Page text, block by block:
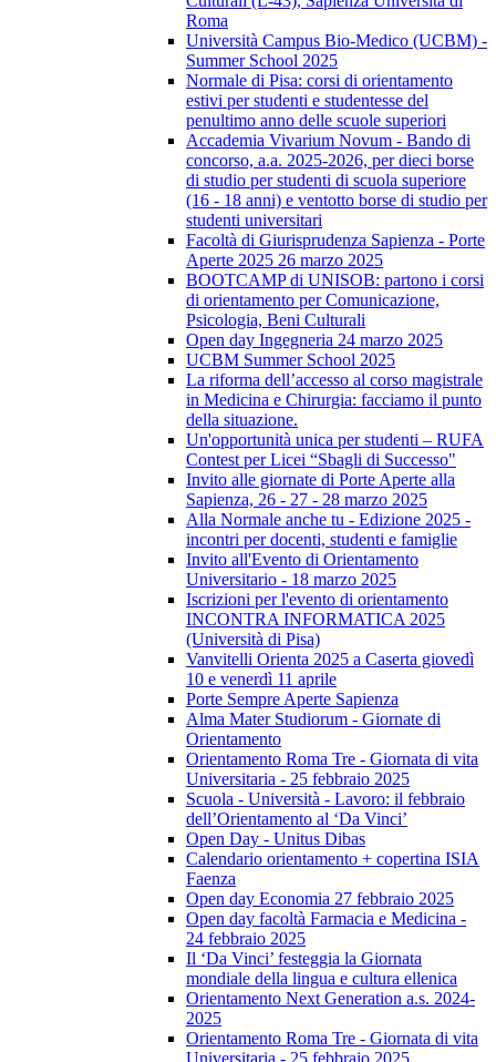
Roma
Università Campus Bio-Medico (UCBM) -
Summer School 2025
Normale di Pisa: corsi di orientamento
estivi per studenti e studentesse del
penultimo anno delle scuole superiori
Accademia Vivarium Novum - Bando di
concorso, a.a. 2025-2026, per dieci borse
di studio per studenti di scuola superiore
(16 - 18 anni) e ventotto borse di studio per
studenti universitari
Facoltà di Giurisprudenza Sapienza - Porte
Aperte 2025 26 marzo 2025
BOOTCAMP di UNISOB: partono i corsi
di orientamento per Comunicazione,
Psicologia, Beni Culturali
Open day Ingegneria 24 marzo 2025
UCBM Summer School 2025
La riforma dell’accesso al corso magistrale
in Medicina e Chirurgia: facciamo il punto
della situazione.
Un'opportunità unica per studenti – RUFA
Contest per Licei “Sbagli di Successo"
Invito alle giornate di Porte Aperte alla
Sapienza, 26 - 27 - 28 marzo 2025
Alla Normale anche tu - Edizione 2025 -
incontri per docenti, studenti e famiglie
Invito all'Evento di Orientamento
Universitario - 18 marzo 2025
Iscrizioni per l'evento di orientamento
INCONTRA INFORMATICA 2025
(Università di Pisa)
Vanvitelli Orienta 2025 a Caserta giovedì
10 e venerdì 11 aprile
Porte Sempre Aperte Sapienza
Alma Mater Studiorum - Giornate di
Orientamento
Orientamento Roma Tre - Giornata di vita
Universitaria - 25 febbraio 2025
Scuola - Università - Lavoro: il febbraio
dell’Orientamento al ‘Da Vinci’
Open Day - Unitus Dibas
Calendario orientamento + copertina ISIA
Faenza
Open day Economia 27 febbraio 2025
Open day facoltà Farmacia e Medicina -
24 febbraio 2025
Il ‘Da Vinci’ festeggia la Giornata
mondiale della lingua e cultura ellenica
Orientamento Next Generation a.s. 2024-
2025
Orientamento Roma Tre - Giornata di vita